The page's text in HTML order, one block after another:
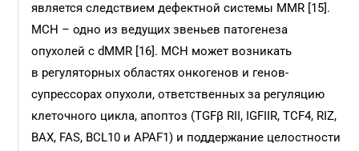
является следствием дефектной системы MMR [15].
МСН – одно из ведущих звеньев патогенеза
опухолей с dMMR [16]. МСН может возникать
в регуляторных областях онкогенов и генов-
супрессорах опухоли, ответственных за регуляцию
клеточного цикла, апоптоз (TGFβ RII, IGFIIR, TCF4, RIZ,
BAX, FAS, BCL10 и APAF1) и поддержание целостности